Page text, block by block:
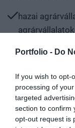
Portfolio - Do
If you wish to opt-
processing of
targeted
section to confirm
opt-out request is
hazai
az
képviselői